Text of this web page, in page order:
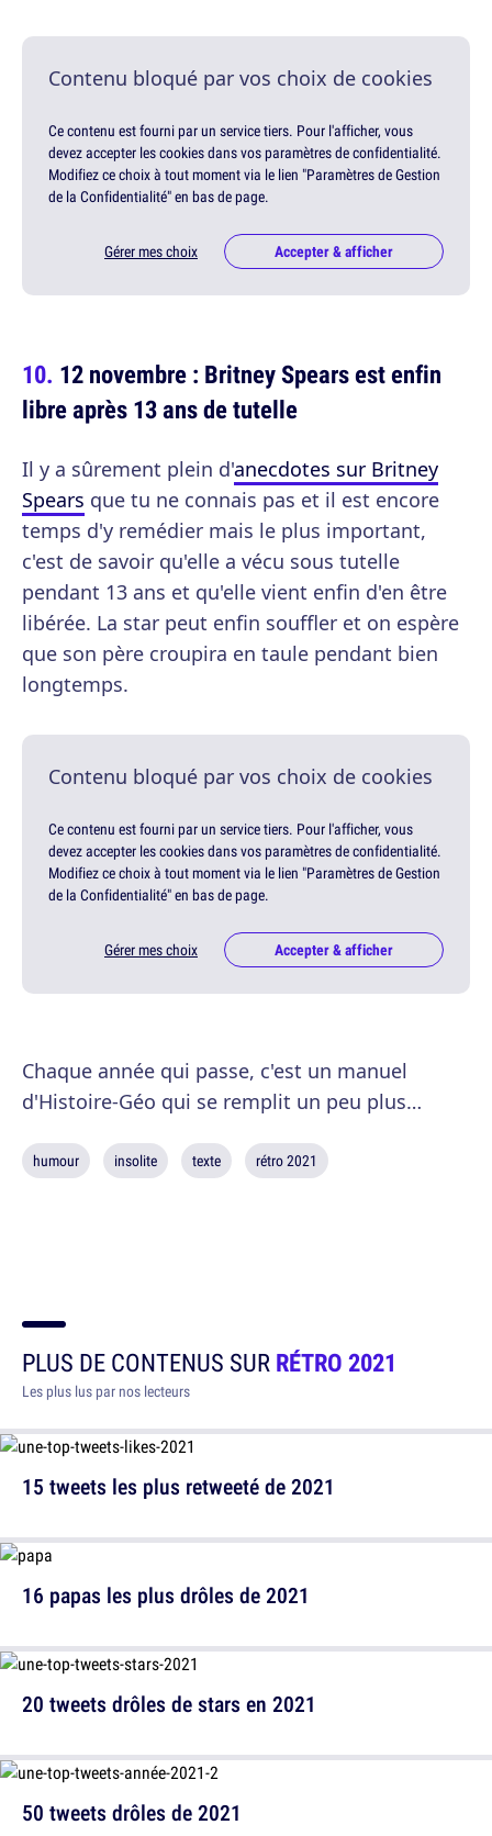
Contenu bloqué par vos choix de cookies
Ce contenu est fourni par un service tiers. Pour l'afficher, vous
devez accepter les cookies dans vos paramètres de confidentialité.
Modifiez ce choix à tout moment via le lien "Paramètres de Gestion
de la Confidentialité" en bas de page.
Gérer mes choix Accepter & afficher
12 novembre : Britney Spears est enfin
libre après 13 ans de tutelle
Il y a sûrement plein d'anecdotes sur Britney
Spears que tu ne connais pas et il est encore
temps d'y remédier mais le plus important,
c'est de savoir qu'elle a vécu sous tutelle
pendant 13 ans et qu'elle vient enfin d'en être
libérée. La star peut enfin souffler et on espère
que son père croupira en taule pendant bien
longtemps.
Contenu bloqué par vos choix de cookies
Ce contenu est fourni par un service tiers. Pour l'afficher, vous
devez accepter les cookies dans vos paramètres de confidentialité.
Modifiez ce choix à tout moment via le lien "Paramètres de Gestion
de la Confidentialité" en bas de page.
Gérer mes choix Accepter & afficher
Chaque année qui passe, c'est un manuel
d'Histoire-Géo qui se remplit un peu plus…
humour insolite texte rétro 2021
PLUS DE CONTENUS SURRÉTRO 2021
Les plus lus par nos lecteurs
15 tweets les plus retweeté de 2021
20 tweets drôles de stars en 2021
16 papas les plus drôles de 2021
50 tweets drôles de 2021